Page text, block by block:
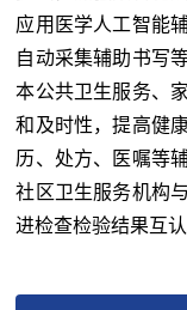
应用医学人工智能
自动采集辅助书写
本公共卫生服务、
和及时性，提高健
历、处方、医嘱等
社区卫生服务机构
进检查检验结果互认